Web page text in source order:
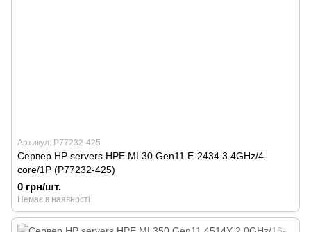
Артикул: P77232-425
Сервер HP servers HPE ML30 Gen11 E-2434 3.4GHz/4-
core/1P (P77232-425)
0 грн/шт.
Немає в наявності